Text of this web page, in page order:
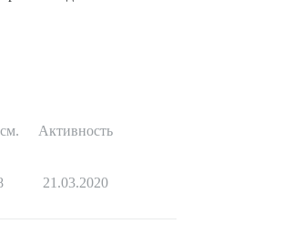
Активность
21.03.2020